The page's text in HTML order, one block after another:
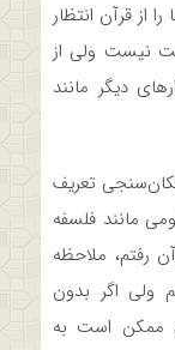
از قرآن انتظار
نیست ولی از
دیگر مانند
تعریف
مانند فلسفه
رفتم، ملاحظه
ولی اگر بدون
ممکن است به